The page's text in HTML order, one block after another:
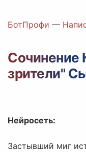
Цены
Вход с
БотПрофи —
Сочинение
зрители"
Нейросеть:
Застывший миг